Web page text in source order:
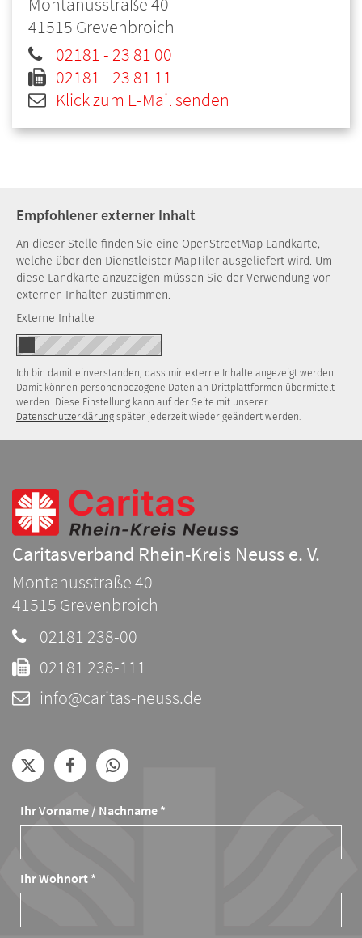
Montanusstraße 40
41515 Grevenbroich
02181 - 23 81 00
02181 - 23 81 11
Klick zum E-Mail senden
Empfohlener externer Inhalt
An dieser Stelle finden Sie eine OpenStreetMap Landkarte,
welche über den Dienstleister MapTiler ausgeliefert wird. Um
diese Landkarte anzuzeigen müssen Sie der Verwendung von
externen Inhalten zustimmen.
Externe Inhalte
Ich bin damit einverstanden, dass mir externe Inhalte angezeigt werden.
Damit können personenbezogene Daten an Drittplattformen übermittelt
werden. Diese Einstellung kann auf der Seite mit unserer
Datenschutzerklärung später jederzeit wieder geändert werden.
Ihr Vorname / Nachname *
Ihr Wohnort *
Caritasverband Rhein-Kreis Neuss e. V.
Montanusstraße 40
41515 Grevenbroich
02181 238-00
02181 238-111
info@caritas-neuss.de